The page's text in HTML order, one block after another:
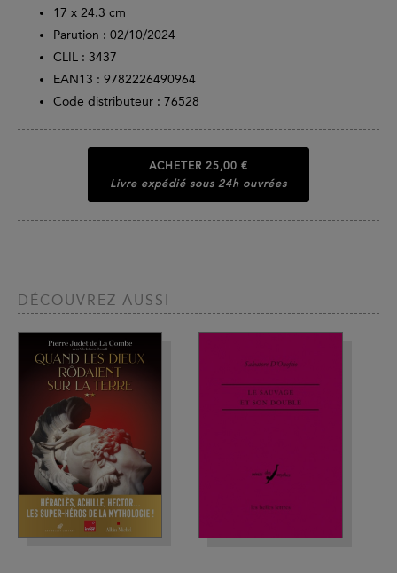
17 x 24.3 cm
Parution : 02/10/2024
CLIL : 3437
EAN13 : 9782226490964
Code distributeur : 76528
ACHETER 25,00 €
Livre expédié sous 24h ouvrées
DÉCOUVREZ AUSSI